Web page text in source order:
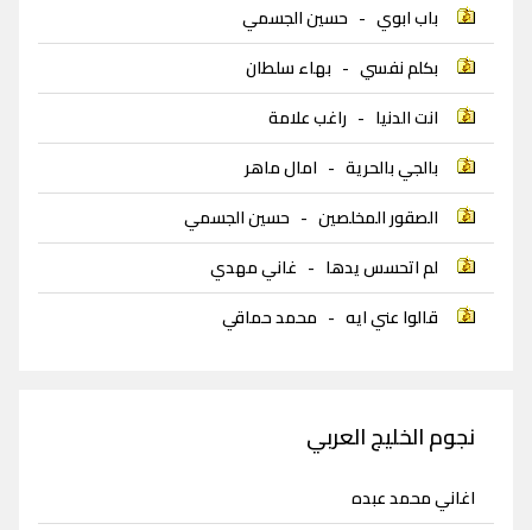
باب ابوي - حسين الجسمي
بكلم نفسي - بهاء سلطان
انت الدنيا - راغب علامة
بالجي بالحرية - امال ماهر
الصقور المخلصين - حسين الجسمي
لم اتحسس يدها - غاني مهدي
قالوا عني ايه - محمد حماقي
نجوم الخليج العربي
اغاني محمد عبده